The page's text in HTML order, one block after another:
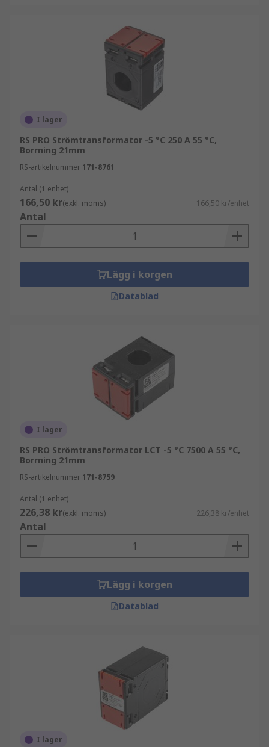
I lager
RS PRO Strömtransformator -5 °C 250 A 55 °C,
Borrning 21mm
RS-artikelnummer 171-8761
Antal (1 enhet)
166,50 kr(exkl. moms) 166,50 kr/enhet
Antal
Lägg i korgen
Datablad
I lager
RS PRO Strömtransformator LCT -5 °C 7500 A 55 °C,
Borrning 21mm
RS-artikelnummer 171-8759
Antal (1 enhet)
226,38 kr(exkl. moms) 226,38 kr/enhet
Antal
Lägg i korgen
Datablad
I lager